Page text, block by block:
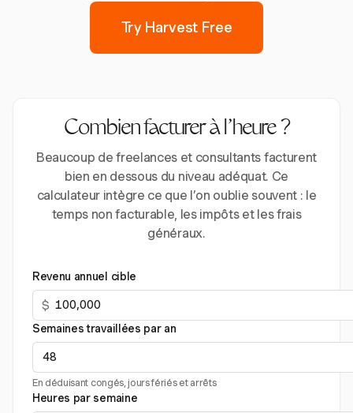
Try Harvest Free
Combien facturer à l’heure ?
Beaucoup de freelances et consultants facturent
bien en dessous du niveau adéquat. Ce
calculateur intègre ce que l’on oublie souvent : le
temps non facturable, les impôts et les frais
généraux.
Revenu annuel cible
$
Semaines travaillées par an
En déduisant congés, jours fériés et arrêts
Heures par semaine